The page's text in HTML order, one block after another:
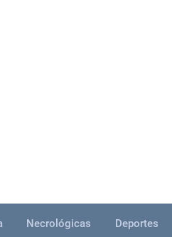
Necrológicas Deportes